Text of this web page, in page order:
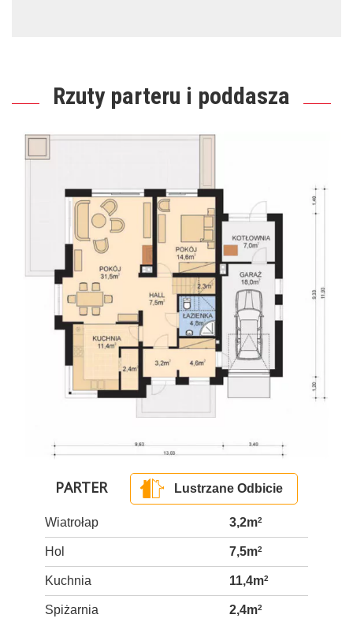
Rzuty parteru i poddasza
PARTER Lustrzane Odbicie
Wiatrołap 3,2m2
Hol 7,5m2
Kuchnia 11,4m2
Spiżarnia 2,4m2